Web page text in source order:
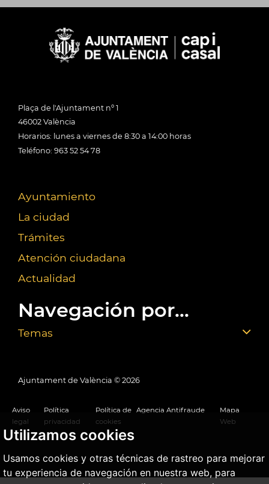
Utilizamos cookies
Usamos cookies y otras técnicas de rastreo para mejorar
tu experiencia de navegación en nuestra web, para
Plaça de l'Ajuntament nº 1
46002 València
Horarios: lunes a viernes de 8:30 a 14:00 horas
Teléfono: 963 52 54 78
Ayuntamiento
La ciudad
Trámites
Atención ciudadana
Actualidad
Navegación por...
Temas
Ajuntament de València © 2026
Aviso
legal
Política
privacidad
Política de
cookies
Agencia Antifraude
Mapa
Web